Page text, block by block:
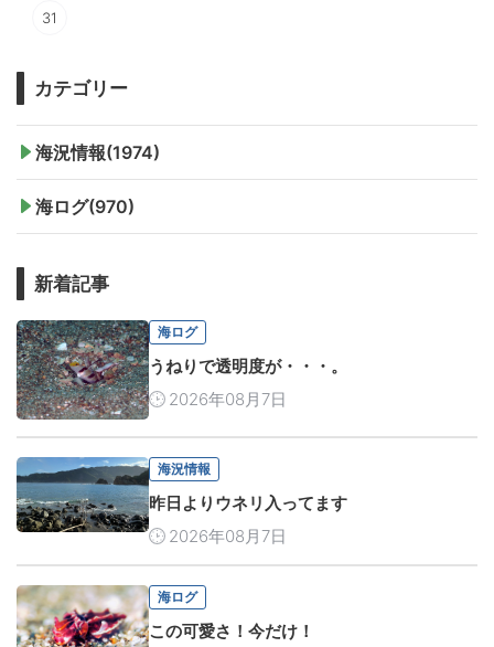
31
カテゴリー
海況情報(1974)
海ログ(970)
新着記事
海ログ
うねりで透明度が・・・。
2026年08月7日
海況情報
昨日よりウネリ入ってます
2026年08月7日
海ログ
この可愛さ！今だけ！